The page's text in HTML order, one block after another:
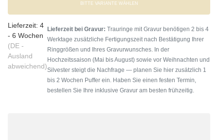
BITTE VARIANTE WÄHLEN
Lieferzeit: 4
- 6 Wochen
(DE -
Ausland
abweichend)
Lieferzeit bei Gravur: Trauringe mit Gravur benötigen 2 bis 4
Werktage zusätzliche Fertigungszeit nach Bestätigung Ihrer
Ringgrößen und Ihres Gravurwunsches. In der
Hochzeitssaison (Mai bis August) sowie vor Weihnachten und
Silvester steigt die Nachfrage — planen Sie hier zusätzlich 1
bis 2 Wochen Puffer ein. Haben Sie einen festen Termin,
bestellen Sie Ihre inklusive Gravur am besten frühzeitig.